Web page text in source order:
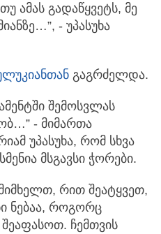
ამას გადაწყვეტს, მე
- უპასუხა
გაგრძელდა.
შემოსვლას
- მიმართა
უპასუხა, რომ სხვა
მსგავსი ჭორები.
რით შეატყვეთ,
ნებაა, როგორც
ჩემთვის